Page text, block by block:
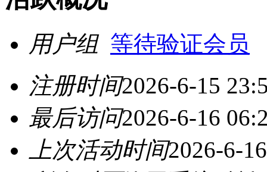
用户组 等待验证会员
注册时间2026-6-15
最后访问2026-6-16
上次活动时间2026-6-